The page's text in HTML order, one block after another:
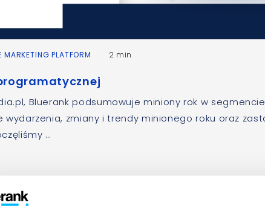
MARKETING PLATFORM 2 min
Bluerank podsumowuje miniony rok w
wydarzenia, zmiany i trendy minionego roku oraz
…